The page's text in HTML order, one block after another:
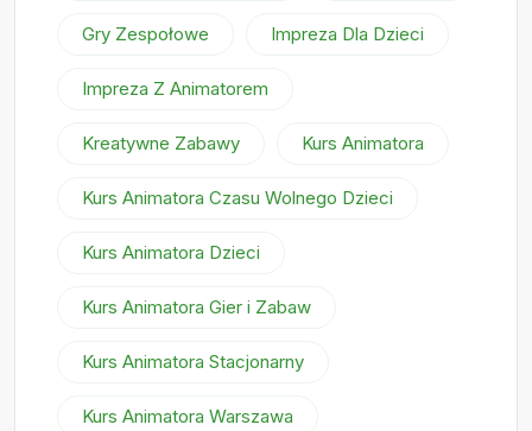
Gry Zespołowe Impreza Dla Dzieci
Impreza Z Animatorem
Kreatywne Zabawy Kurs Animatora
Kurs Animatora Czasu Wolnego Dzieci
Kurs Animatora Dzieci
Kurs Animatora Gier i Zabaw
Kurs Animatora Stacjonarny
Kurs Animatora Warszawa